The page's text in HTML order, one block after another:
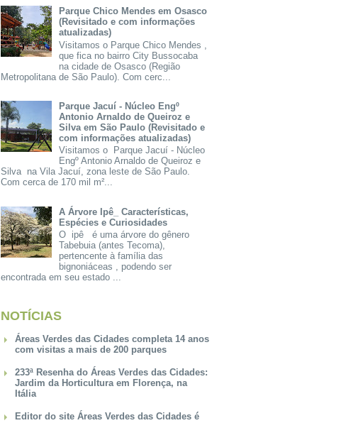
Parque Chico Mendes em Osasco
(Revisitado e com informações
atualizadas)
Visitamos o Parque Chico Mendes ,
que fica no bairro City Bussocaba
na cidade de Osasco (Região
Metropolitana de São Paulo). Com cerc...
Parque Jacuí - Núcleo Engº
Antonio Arnaldo de Queiroz e
Silva em São Paulo (Revisitado e
com informações atualizadas)
Visitamos o Parque Jacuí - Núcleo
Engº Antonio Arnaldo de Queiroz e
Silva na Vila Jacuí, zona leste de São Paulo.
Com cerca de 170 mil m²...
A Árvore Ipê_ Características,
Espécies e Curiosidades
O ipê é uma árvore do gênero
Tabebuia (antes Tecoma),
pertencente à família das
bignoniáceas , podendo ser
encontrada em seu estado ...
NOTÍCIAS
Áreas Verdes das Cidades completa 14 anos
com visitas a mais de 200 parques
233ª Resenha do Áreas Verdes das Cidades:
Jardim da Horticultura em Florença, na
Itália
Editor do site Áreas Verdes das Cidades é